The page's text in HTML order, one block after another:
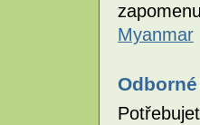
Myanmar